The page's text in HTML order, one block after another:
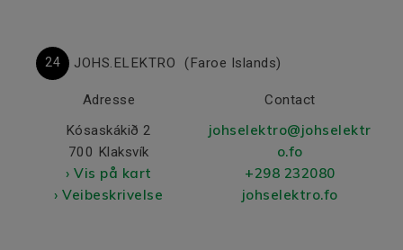
24 JOHS.ELEKTRO (Faroe Islands)
Adresse
Kósaskákið 2
700 Klaksvík
› Vis på kart
› Veibeskrivelse
Contact
johselektro@johselektr
o.fo
+298 232080
johselektro.fo